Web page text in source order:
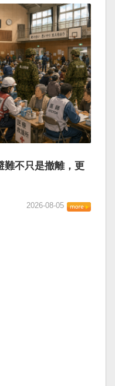
難不只是撤離，更
2026-08-05